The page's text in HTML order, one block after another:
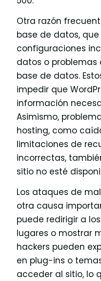
Otra razón
base de datos,
configuraciones
datos o problemas
base de datos.
impedir que
información
Asimismo,
hosting, como
limitaciones de
incorrectas,
sitio no esté
Los ataques de
otra causa
puede redirigir a
lugares o mostrar
hackers pueden
en plug-ins o
acceder al sitio, lo